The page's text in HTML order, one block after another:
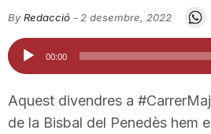
i
t
By Redacció - 2 desembre, 2022
Reproductor
d'àudio
00:00
Aquest divendres a
de la Bisbal del Penedès hem